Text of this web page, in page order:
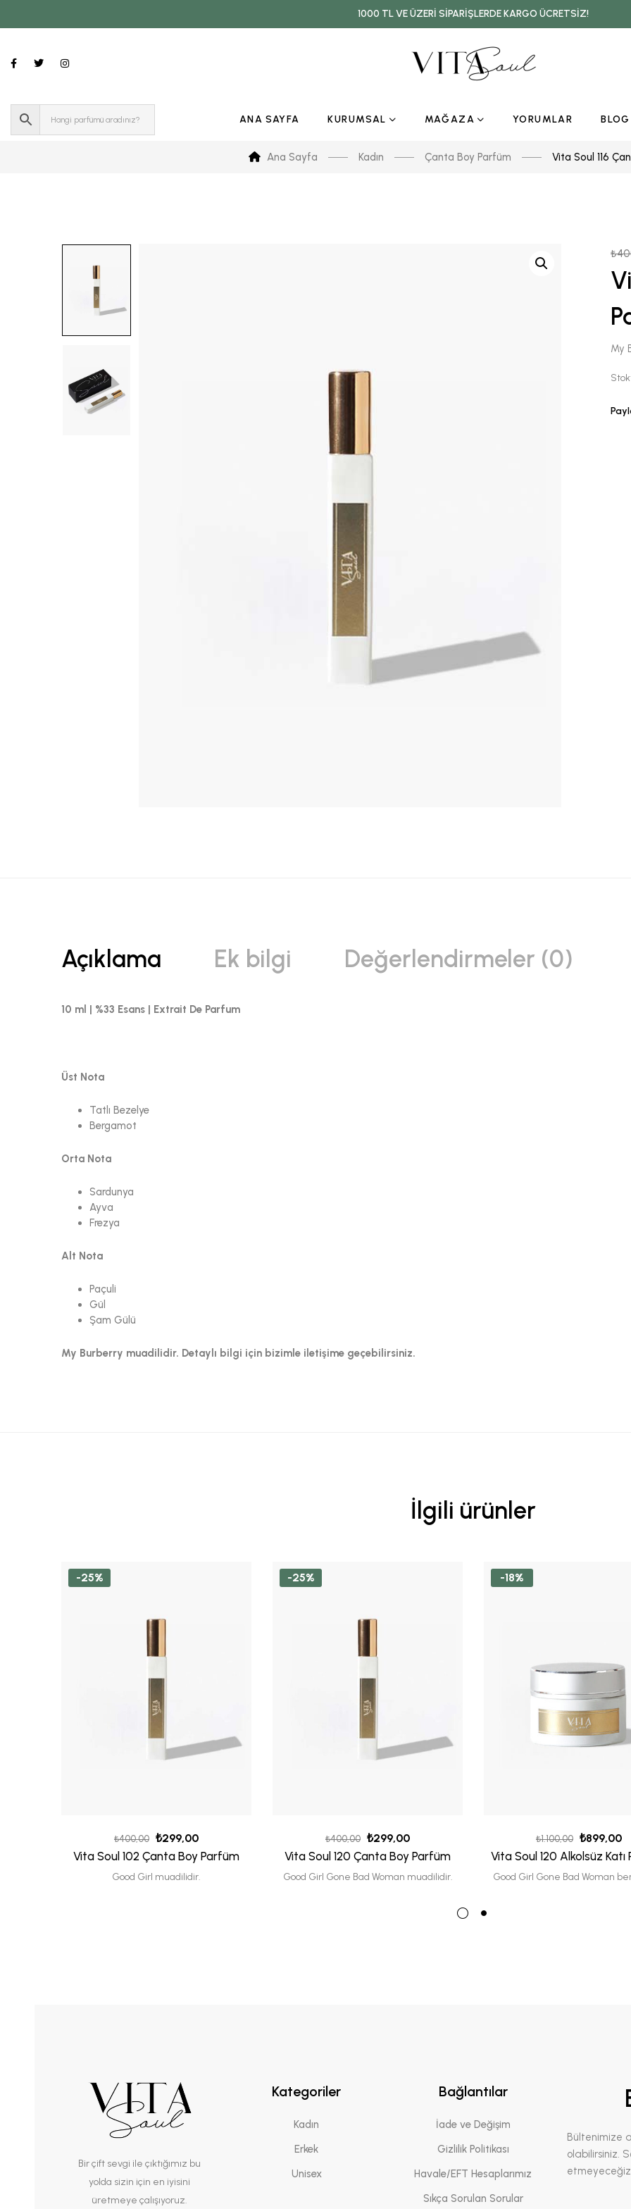
1000 TL VE ÜZERI SIPARIŞLERDE KARGO ÜCRETSIZ!
ANA SAYFA KURUMSAL MAĞAZA YORUMLAR BLOG
Ana Sayfa Kadın Çanta Boy Parfüm Vita Soul 116
₺
My
Açıklama Ek bilgi Değerlendirmeler (0)
10 ml | %33 Esans | Extrait De Parfum
Üst Nota
Tatlı Bezelye
Bergamot
Orta Nota
Sardunya
Ayva
Frezya
Alt Nota
Paçuli
Gül
Şam Gülü
My Burberry muadilidir. Detaylı bilgi için bizimle iletişime geçebilirsiniz.
İlgili ürünler
-25%
₺400,00 ₺299,00
Vita Soul 102 Çanta Boy Parfüm
Good Girl muadilidir.
-25%
₺400,00 ₺299,00
Vita Soul 120 Çanta Boy Parfüm
Good Girl Gone Bad Woman muadilidir.
-18%
₺1.100,00 ₺899,00
Vita Soul 120 Alkolsüz Katı
Good Girl Gone Bad Woman
Bir çift sevgi ile çıktığımız bu
yolda sizin için en iyisini
üretmeye çalışıyoruz.
Kategoriler
Kadın
Erkek
Unisex
Bağlantılar
İade ve Değişim
Gizlilik Politikası
Havale/EFT Hesaplarımız
Sıkça Sorulan Sorular
Bültenimize
olabilirsiniz.